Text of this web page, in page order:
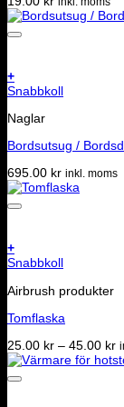
+
Snabbkoll
Naglar
Bordsutsug /
695.00 kr inkl. moms
+
Den
produkten
flera
De
olika
alternativen
Snabbkoll
Airbrush produkter
Tomflaska
25.00 kr – 45.00 kr